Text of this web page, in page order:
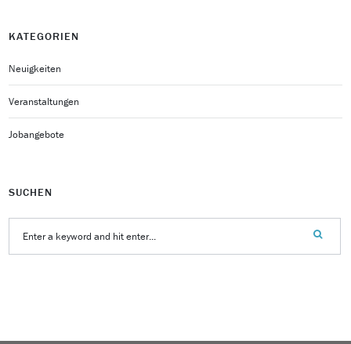
KATEGORIEN
Neuigkeiten
Veranstaltungen
Jobangebote
SUCHEN